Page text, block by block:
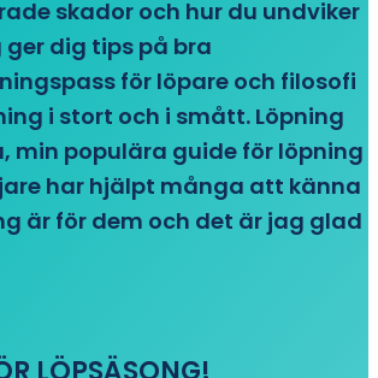
skador och hur du undviker
ger dig tips på bra
för löpare och filosofi
i stort och i smått. Löpning
min populära guide för löpning
har hjälpt många att känna
är för dem och det är jag glad